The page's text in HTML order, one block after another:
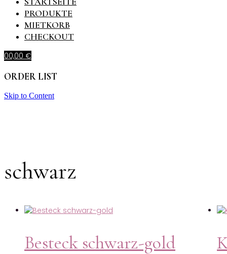
PRODUKTE
MIETKORB
CHECKOUT
00,00 €
ORDER LIST
Skip to Content
schwarz
Besteck schwarz-gold